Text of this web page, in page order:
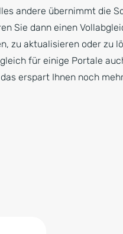
andere übernimmt die
Sie dann einen
zu aktualisieren oder zu
für einige Portale
erspart Ihnen noch